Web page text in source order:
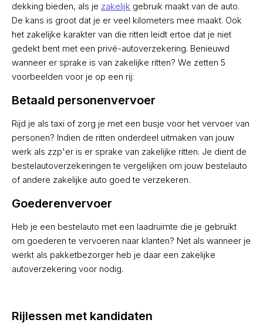
dekking bieden, als je zakelijk gebruik maakt van de auto.
De kans is groot dat je er veel kilometers mee maakt. Ook
het zakelijke karakter van die ritten leidt ertoe dat je niet
gedekt bent met een privé-autoverzekering. Benieuwd
wanneer er sprake is van zakelijke ritten? We zetten 5
voorbeelden voor je op een rij:
Betaald personenvervoer
Rijd je als taxi of zorg je met een busje voor het vervoer van
personen? Indien de ritten onderdeel uitmaken van jouw
werk als zzp'er is er sprake van zakelijke ritten. Je dient de
bestelautoverzekeringen te vergelijken om jouw bestelauto
of andere zakelijke auto goed te verzekeren.
Goederenvervoer
Heb je een bestelauto met een laadruimte die je gebruikt
om goederen te vervoeren naar klanten? Net als wanneer je
werkt als pakketbezorger heb je daar een zakelijke
autoverzekering voor nodig.
Rijlessen met kandidaten